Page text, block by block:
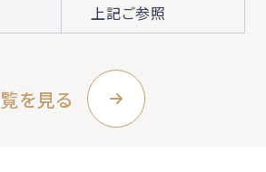
上記ご参照
を見る